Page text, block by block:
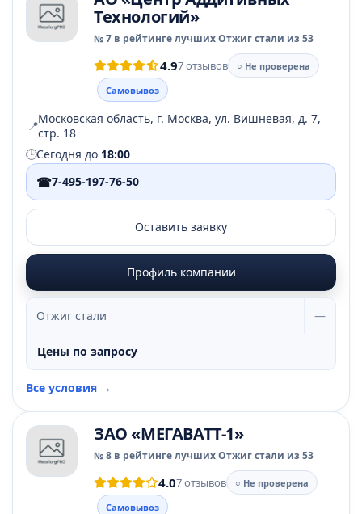
Технологий»
№ 7 в рейтинге лучших Отжиг стали из 53
4.97 отзывов
○ Не проверена
Самовывоз
📍Московская область, г. Москва, ул. Вишневая, д. 7,
стр. 18
🕒Сегодня до 18:00
☎7-495-197-76-50
Оставить заявку
Профиль компании
Отжиг стали —
Цены по запросу
Все условия →
ЗАО «МЕГАВАТТ-1»
№ 8 в рейтинге лучших Отжиг стали из 53
4.07 отзывов
○ Не проверена
Самовывоз